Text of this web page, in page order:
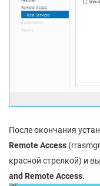
После окончания
Remote Access
красной стрелкой) и
and Remote Access.